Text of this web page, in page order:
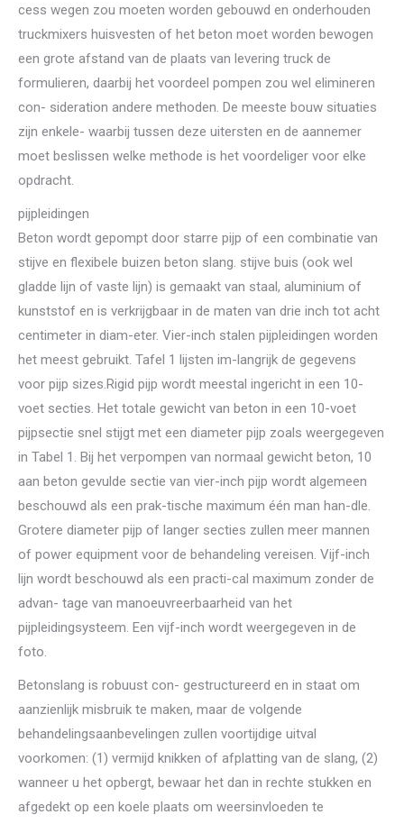
cess wegen zou moeten worden gebouwd en onderhouden
truckmixers huisvesten of het beton moet worden bewogen
een grote afstand van de plaats van levering truck de
formulieren, daarbij het voordeel pompen zou wel elimineren
con- sideration andere methoden. De meeste bouw situaties
zijn enkele- waarbij tussen deze uitersten en de aannemer
moet beslissen welke methode is het voordeliger voor elke
opdracht.
pijpleidingen
Beton wordt gepompt door starre pijp of een combinatie van
stijve en flexibele buizen beton slang. stijve buis (ook wel
gladde lijn of vaste lijn) is gemaakt van staal, aluminium of
kunststof en is verkrijgbaar in de maten van drie inch tot acht
centimeter in diam-eter. Vier-inch stalen pijpleidingen worden
het meest gebruikt. Tafel 1 lijsten im-langrijk de gegevens
voor pijp sizes.Rigid pijp wordt meestal ingericht in een 10-
voet secties. Het totale gewicht van beton in een 10-voet
pijpsectie snel stijgt met een diameter pijp zoals weergegeven
in Tabel 1. Bij het verpompen van normaal gewicht beton, 10
aan beton gevulde sectie van vier-inch pijp wordt algemeen
beschouwd als een prak-tische maximum één man han-dle.
Grotere diameter pijp of langer secties zullen meer mannen
of power equipment voor de behandeling vereisen. Vijf-inch
lijn wordt beschouwd als een practi-cal maximum zonder de
advan- tage van manoeuvreerbaarheid van het
pijpleidingsysteem. Een vijf-inch wordt weergegeven in de
foto.
Betonslang is robuust con- gestructureerd en in staat om
aanzienlijk misbruik te maken, maar de volgende
behandelingsaanbevelingen zullen voortijdige uitval
voorkomen: (1) vermijd knikken of afplatting van de slang, (2)
wanneer u het opbergt, bewaar het dan in rechte stukken en
afgedekt op een koele plaats om weersinvloeden te